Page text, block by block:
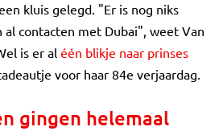
kluis gelegd. "Er is nog niks
al contacten met Dubai", weet Van
is er al één blikje naar prinses
voor haar 84e verjaardag.
gingen helemaal